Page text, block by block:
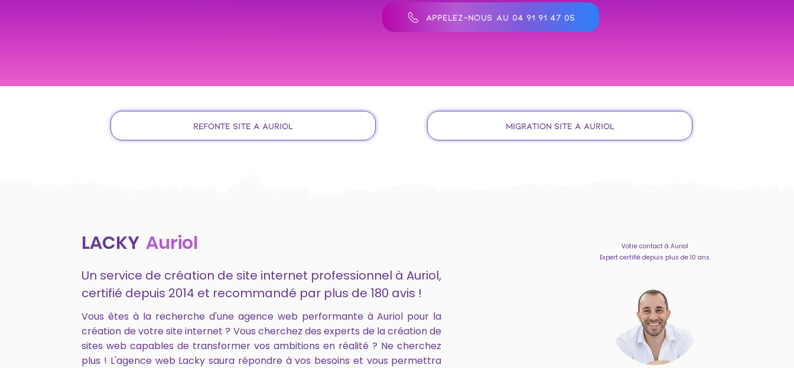
APPELEZ-NOUS AU 04 91 91 47 05
Refonte site à Auriol Migration site à Auriol
LACKY Auriol
Un service de création de site internet professionnel à Auriol,
certifié depuis 2014 et recommandé par plus de 180 avis !
Vous êtes à la recherche d'une agence web performante à Auriol pour la
création de votre site internet ? Vous cherchez des experts de la création de
sites web capables de transformer vos ambitions en réalité ? Ne cherchez
plus ! L'agence web Lacky saura répondre à vos besoins et vous permettra
Votre contact à Auriol
Expert certifié depuis plus de 10 ans.